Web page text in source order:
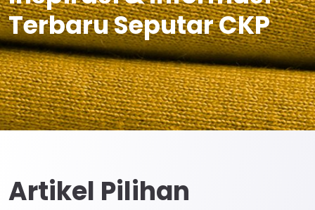
Terbaru Seputar CKP
Artikel Pilihan